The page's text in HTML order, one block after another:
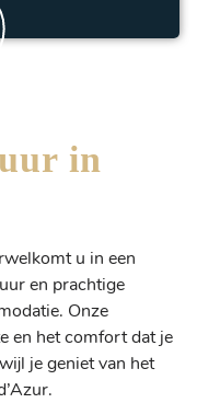
in
u in een
en prachtige
Onze
en het comfort dat je
je geniet van het